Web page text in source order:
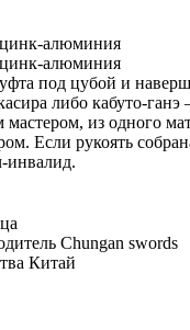
алюминия
алюминия
под цубой и
либо кабуто-
из одного
Если рукоять
инвалид.
Chungan swords
Китай